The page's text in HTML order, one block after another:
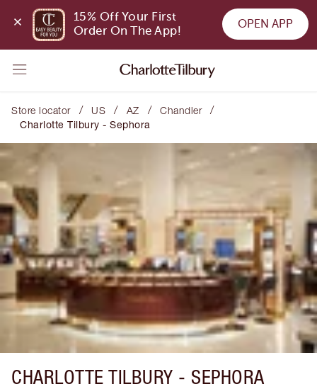
15% Off Your First
Order On The App!
OPEN APP
Store locator / US / AZ / Chandler /
Charlotte Tilbury - Sephora
CHARLOTTE TILBURY - SEPHORA